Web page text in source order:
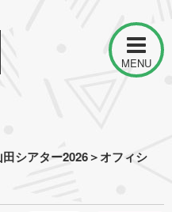
MENU
シアター2026＞オフィシ